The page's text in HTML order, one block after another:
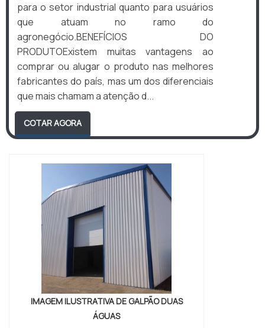
para o setor industrial quanto para usuários
que atuam no ramo do
agronegócio.BENEFÍCIOS DO
PRODUTOExistem muitas vantagens ao
comprar ou alugar o produto nas melhores
fabricantes do país, mas um dos diferenciais
que mais chamam a atenção d...
COTAR AGORA
IMAGEM ILUSTRATIVA DE GALPÃO DUAS
ÁGUAS